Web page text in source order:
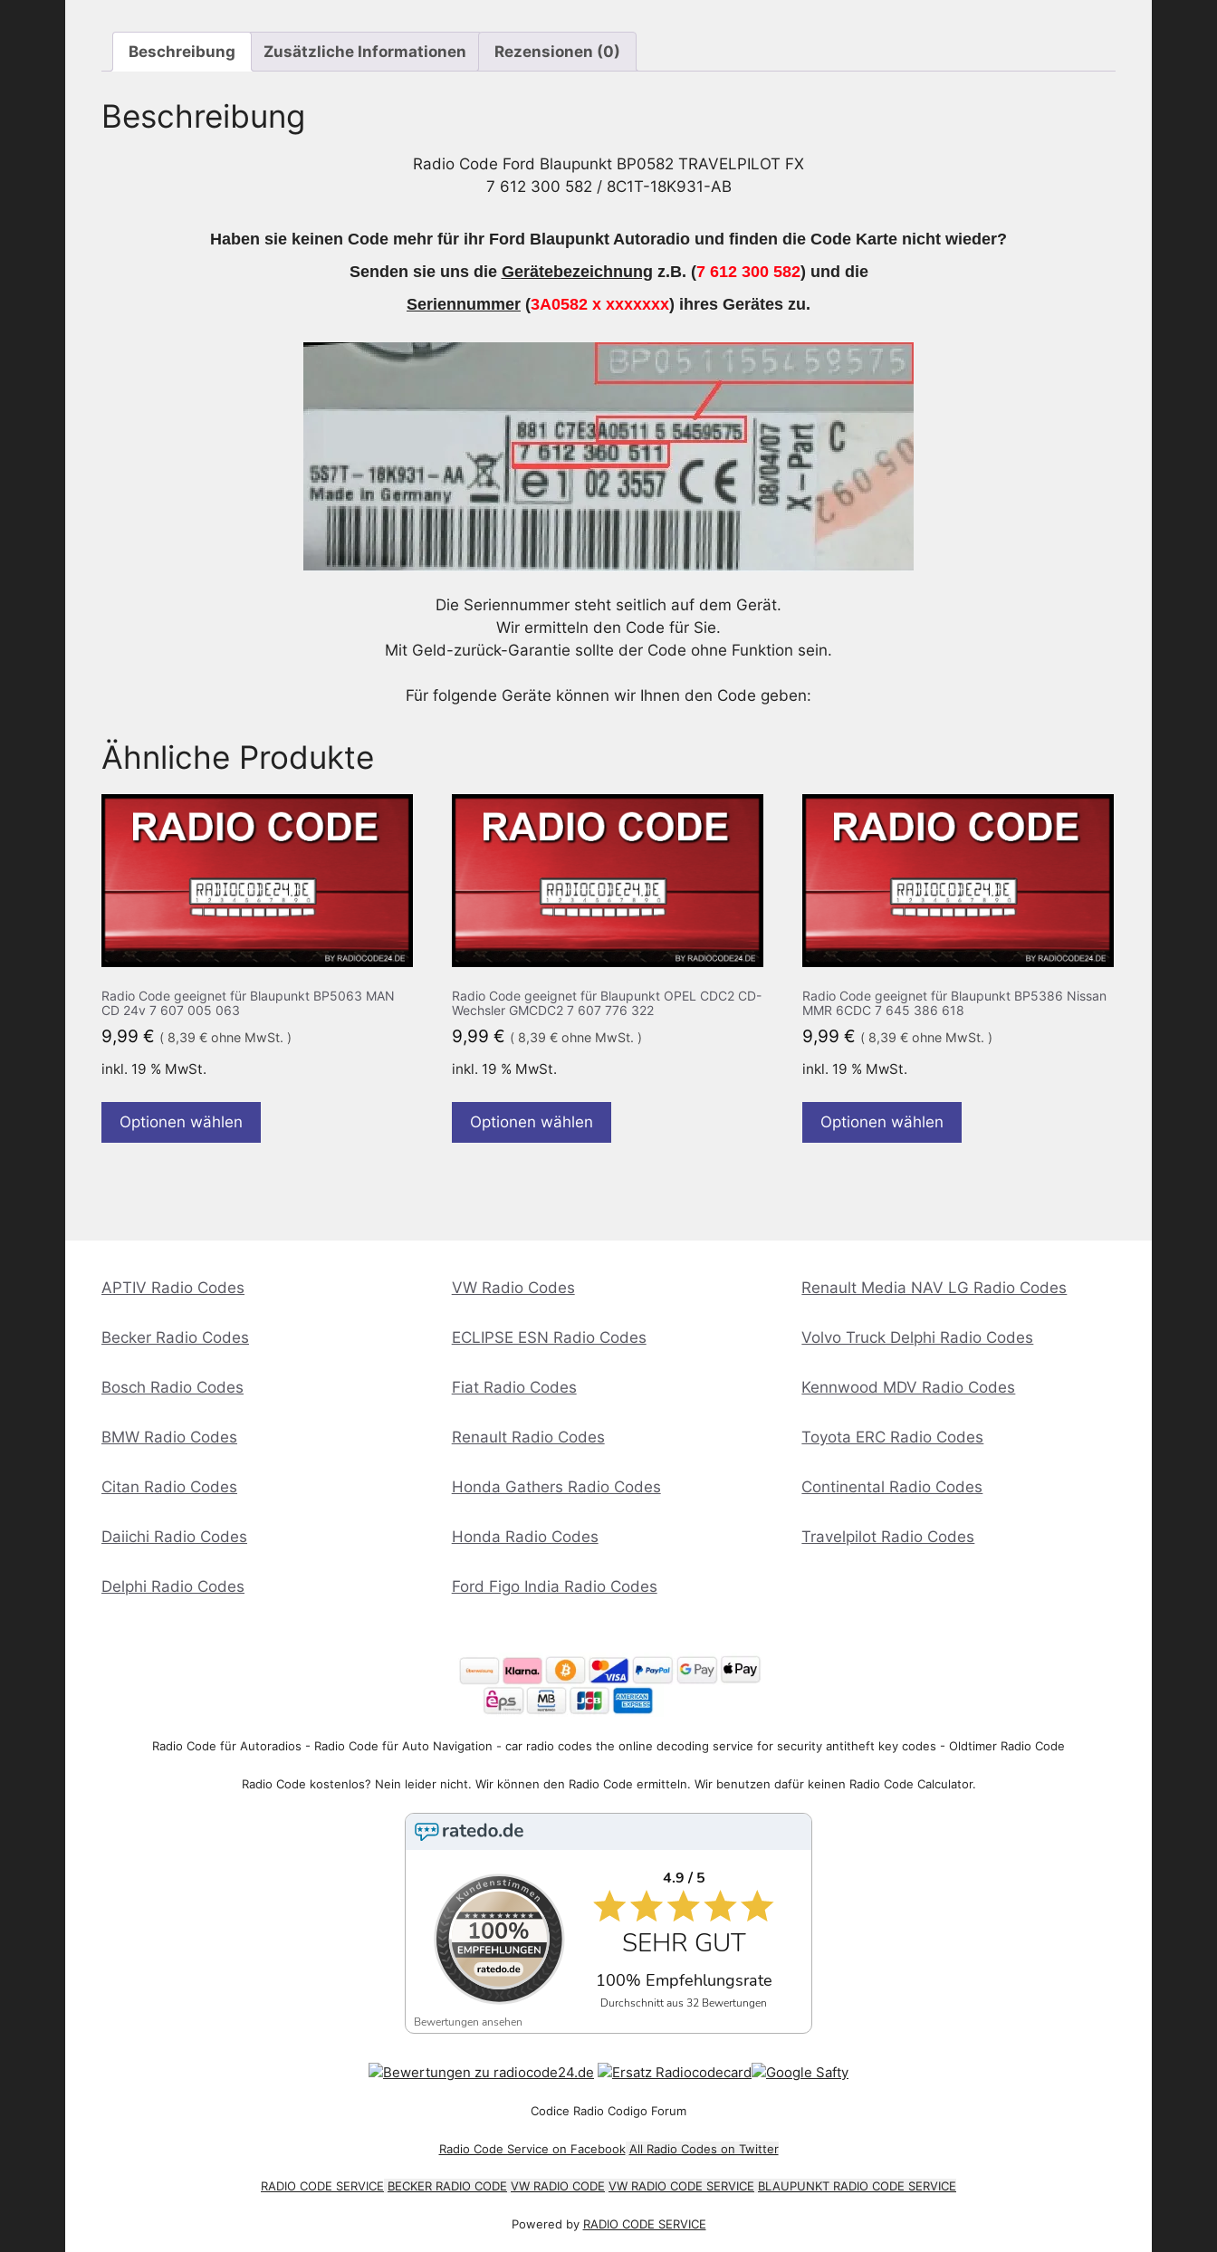
FX
8C1T-
18K931-
Menge
Beschreibung Zusätzliche Informationen Rezensionen (0)
Beschreibung
Radio Code Ford Blaupunkt BP0582 TRAVELPILOT FX
7 612 300 582 / 8C1T-18K931-AB
Haben sie keinen Code mehr für ihr Ford Blaupunkt Autoradio und finden die Code Karte nicht wieder?
Senden sie uns die Gerätebezeichnung z.B. (7 612 300 582) und die
Seriennummer (3A0582 x xxxxxxx) ihres Gerätes zu.
Die Seriennummer steht seitlich auf dem Gerät.
Wir ermitteln den Code für Sie.
Mit Geld-zurück-Garantie sollte der Code ohne Funktion sein.
Für folgende Geräte können wir Ihnen den Code geben:
Ähnliche Produkte
Radio Code geeignet für Blaupunkt BP5063 MAN
CD 24v 7 607 005 063
9,99 € ( 8,39 € ohne MwSt. )
inkl. 19 % MwSt.
Optionen wählen
Radio Code geeignet für Blaupunkt OPEL CDC2 CD-
Wechsler GMCDC2 7 607 776 322
9,99 € ( 8,39 €ohne MwSt. )
inkl. 19 % MwSt.
Optionen wählen
Radio Code geeignet für Blaupunkt BP5386 Nissan
MMR 6CDC 7 645 386 618
9,99 € ( 8,39 €ohne MwSt. )
inkl. 19 % MwSt.
Optionen wählen
APTIV Radio Codes
Becker Radio Codes
Bosch Radio Codes
BMW Radio Codes
Citan Radio Codes
Daiichi Radio Codes
Delphi Radio Codes
VW Radio Codes
ECLIPSE ESN Radio Codes
Fiat Radio Codes
Renault Radio Codes
Honda Gathers Radio Codes
Honda Radio Codes
Ford Figo India Radio Codes
Renault Media NAV LG Radio Codes
Volvo Truck Delphi Radio Codes
Kennwood MDV Radio Codes
Toyota ERC Radio Codes
Continental Radio Codes
Travelpilot Radio Codes
Radio Code für Autoradios - Radio Code für Auto Navigation - car radio codes the online decoding service for security antitheft key codes - Oldtimer Radio Code
Radio Code kostenlos? Nein leider nicht. Wir können den Radio Code ermitteln. Wir benutzen dafür keinen Radio Code Calculator.
4.9 / 5
SEHR GUT
100% Empfehlungsrate
Durchschnitt aus 32 Bewertungen
Bewertungen ansehen
Codice Radio Codigo Forum
Radio Code Service on Facebook All Radio Codes on Twitter
RADIO CODE SERVICE BECKER RADIO CODE VW RADIO CODE VW RADIO CODE SERVICE BLAUPUNKT RADIO CODE SERVICE
Powered by RADIO CODE SERVICE